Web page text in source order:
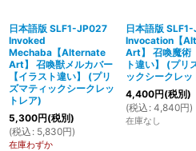
日本語版 SLF1-JP027
Invoked
Mechaba【Alternate
Art】 召喚獣メルカバー
【イラスト違い】 (プリ
ズマティックシークレッ
トレア)
5,300円(税別)
(税込 : 5,830円)
在庫わずか
日本語版
Invocation【
Art】 召喚魔術
ト違い】 (プリ
ックシークレッ
4,400円(税別)
(税込 : 4,840円)
在庫なし